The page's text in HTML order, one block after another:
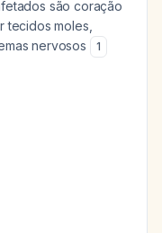
são coração
tecidos moles,
nervosos
1